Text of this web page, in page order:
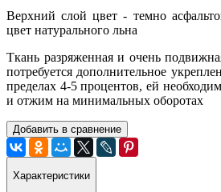
Верхний слой цвет - темно
цвет натурального льна
Ткань разряженная и очень
потребуется дополнительное
пределах 4-5 процентов, ей
и отжим на минимальных оборотах
Добавить в сравнение
Характеристики